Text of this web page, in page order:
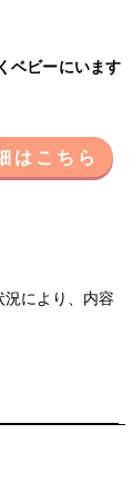
ベビーにいます
はこちら
により、内容